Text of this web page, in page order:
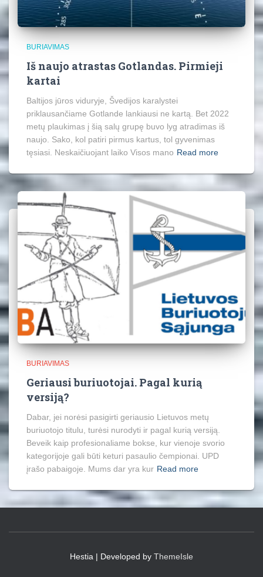
BURIAVIMAS
Iš naujo atrastas Gotlandas. Pirmieji
kartai
Baltijos jūros viduryje, Švedijos karalystei
priklausančiame Gotlande lankiausi ne kartą. Bet 2022
metų plaukimas į šią salų grupę buvo lyg atradimas iš
naujo. Sako, kol patiri pirmus kartus, tol gyvenimas
tęsiasi. Neskaičiuojant laiko Visos mano Read more
BURIAVIMAS
Geriausi buriuotojai. Pagal kurią
versiją?
Dabar, jei norėsi pasigirti geriausio Lietuvos metų
buriuotojo titulu, turėsi nurodyti ir pagal kurią versiją.
Beveik kaip profesionaliame bokse, kur vienoje svorio
kategorijoje gali būti keturi pasaulio čempionai. UPD
įrašo pabaigoje. Mums dar yra kur Read more
Hestia | Developed by ThemeIsle